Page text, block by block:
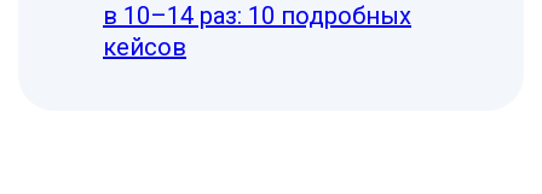
в 10–14 раз: 10 подробных
кейсов